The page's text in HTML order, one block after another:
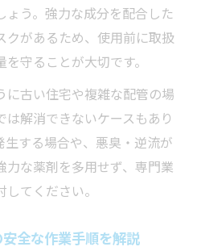
う。強力な成分を配合した
クがあるため、使用前に取扱
守ることが大切です。
に古い住宅や複雑な配管の場
解消できないケースもあり
生する場合や、悪臭・逆流が
な薬剤を多用せず、専門業
てください。
全な作業手順を解説